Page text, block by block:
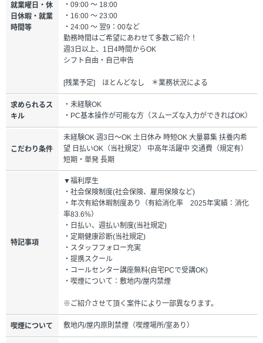
就業曜日・休
日休暇・就業
時間等
・09:00 ～ 18:00
・16:00 ～ 23:00
・24:00 ～ 翌9：00など
勤務時間はご希望にあわせて多数ご紹介！
週3日以上、1日4時間からOK
シフト自由・自己申告
[残業予定] ほとんどなし ＊業務状況による
求められるス
キル
・未経験OK
・PC基本操作が可能な方（スムーズな入力ができればOK）
こだわり条件
未経験OK 週3日～OK 土日休み 時短OK 大量募集 扶養内希
望 日払いOK（当社規定） 中高年活躍中 交通費（規定有）
短期・単発 長期
特記事項
▼福利厚生
・社会保険制度(社会保険、雇用保険など)
・年次有給休暇制度あり（有給消化率 2025年実績：消化
率83.6%）
・日払い、週払い制度(当社規定)
・定期健康診断(当社規定)
・スタッフフォロー充実
・提携スクール
・コールセンター講座無料(自宅PCで受講OK)
・喫煙について：敷地内/屋内禁煙
※ご紹介させて頂く案件により一部異なります。
喫煙について 敷地内/屋内原則禁煙（喫煙場所/室あり）